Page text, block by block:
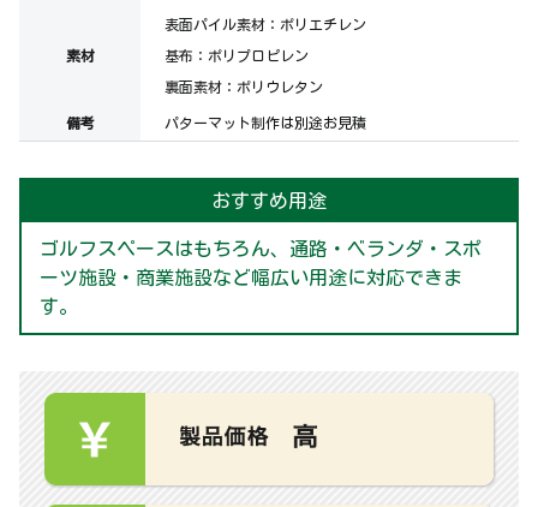
素材
表面パイル素材：ポリエチレン
基布：ポリプロピレン
裏面素材：ポリウレタン
備考 パターマット制作は別途お見積
おすすめ用途
ゴルフスペースはもちろん、通路・ベランダ・スポ
ーツ施設・商業施設など幅広い用途に対応できま
す。